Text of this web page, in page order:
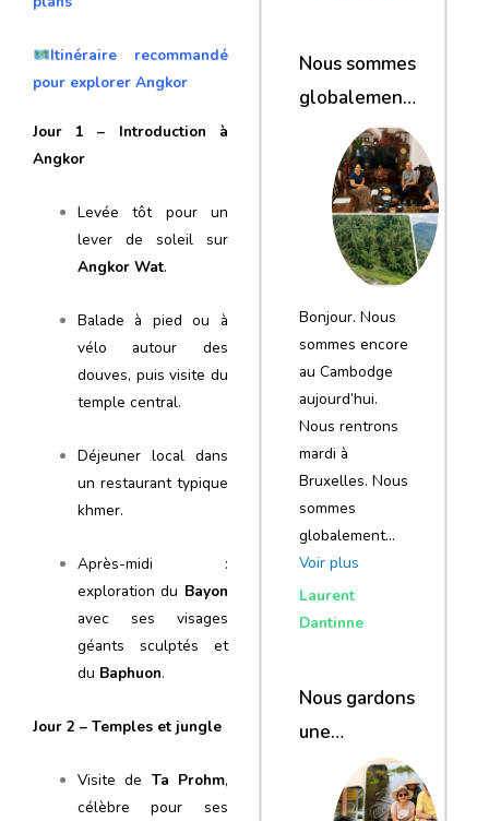
Itinéraire recommandé
pour explorer Angkor
Jour 1 – Introduction à
Angkor
Levée tôt pour un
lever de soleil sur
Angkor Wat.
Balade à pied ou à
vélo autour des
douves, puis visite du
temple central.
Déjeuner local dans
un restaurant typique
khmer.
Après-midi :
exploration du Bayon
avec ses visages
géants sculptés et
du Baphuon.
Jour 2 – Temples et jungle
Visite de Ta Prohm,
célèbre pour ses
Nous sommes
globalement
satisfaits du
voyage
Bonjour. Nous
sommes encore
au Cambodge
aujourd’hui.
Nous rentrons
mardi à
Bruxelles. Nous
sommes
globalement…
Voir plus
Laurent
Dantinne
Nous gardons
une
excellente
impression de